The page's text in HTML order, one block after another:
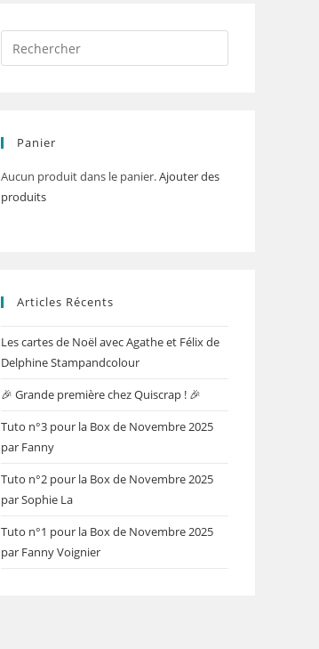
Panier
Aucun produit dans le panier.Ajouter des
produits
Articles Récents
Les cartes de Noël avec Agathe et Félix de
Delphine Stampandcolour
🎉 Grande première chez Quiscrap ! 🎉
Tuto n°3 pour la Box de Novembre 2025
par Fanny
Tuto n°2 pour la Box de Novembre 2025
par Sophie La
Tuto n°1 pour la Box de Novembre 2025
par Fanny Voignier